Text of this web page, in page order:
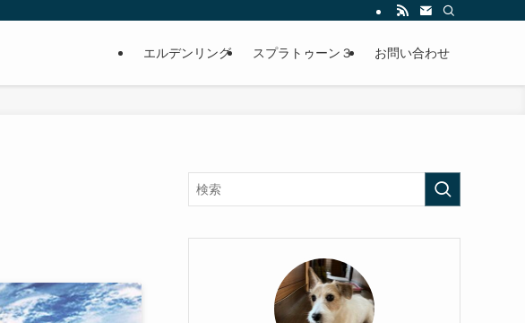
エルデンリング スプラトゥーン３ お問い合わせ